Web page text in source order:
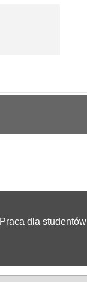
Praca dla studentów